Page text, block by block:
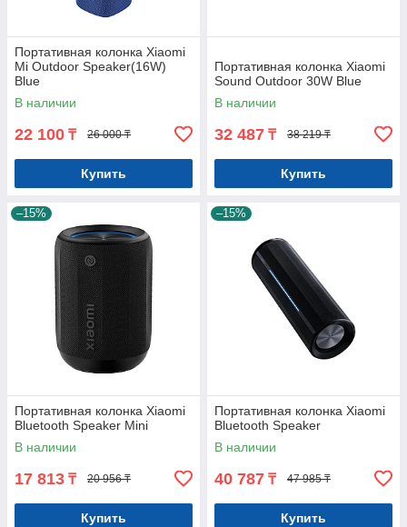
Портативная колонка Xiaomi
Mi Outdoor Speaker(16W)
Blue
В наличии
22 100 ₸ 26 000 ₸
Купить
Портативная колонка Xiaomi
Sound Outdoor 30W Blue
В наличии
32 487 ₸ 38 219 ₸
Купить
–15%
Портативная колонка Xiaomi
Bluetooth Speaker Mini
В наличии
17 813 ₸ 20 956 ₸
Купить
–15%
Портативная колонка Xiaomi
Bluetooth Speaker
В наличии
40 787 ₸ 47 985 ₸
Купить